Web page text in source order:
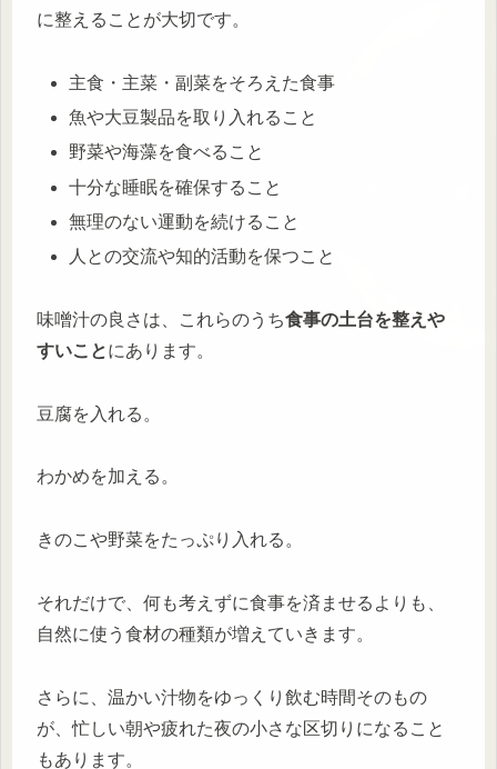
に整えることが大切です。
主食・主菜・副菜をそろえた食事
魚や大豆製品を取り入れること
野菜や海藻を食べること
十分な睡眠を確保すること
無理のない運動を続けること
人との交流や知的活動を保つこと
味噌汁の良さは、これらのうち食事の土台を整えや
すいことにあります。
豆腐を入れる。
わかめを加える。
きのこや野菜をたっぷり入れる。
それだけで、何も考えずに食事を済ませるよりも、
自然に使う食材の種類が増えていきます。
さらに、温かい汁物をゆっくり飲む時間そのもの
が、忙しい朝や疲れた夜の小さな区切りになること
もあります。